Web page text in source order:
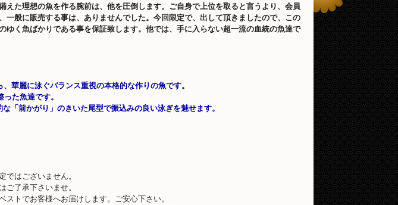
えた理想の魚を作る腕前は、他を圧倒します。ご自身で上位を取ると言うより、会員
一般に販売する事は、ありませんでした。今回限定で、出して頂きましたので、この
ゆく魚ばかりである事を保証致します。他では、手に入らない超一流の血統の魚達で
華麗に泳ぐバランス重視の本格的な作りの魚です。
た魚達です。
「前かがり」のきいた尾型で振込みの良い泳ぎを魅せます。
はございません。
ご了承下さいませ。
トでお客様へお届けします。ご安心下さい。